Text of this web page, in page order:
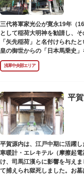
三代将軍家光公が寛永19年（
として稲荷大明神を勧請し、
「矢先稲荷」と名付けられた
皇の御世からの「日本馬乗史
わる歴史が一目瞭然に理解でき
浅草中央部エリア
平
平賀源内は、江戸中期に活躍
寒暖計・エレキテル（摩擦起
け、司馬江漢らに影響を与え
て捕えられ獄死しました。お墓